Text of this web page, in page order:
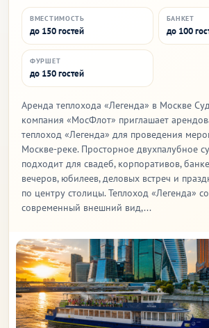
ВМЕСТИМОСТЬ
до 150 гостей
БАНКЕТ
до 100
ФУРШЕТ
до 150 гостей
Аренда теплохода «Легенда» в Москве
компания «МосФлот» приглашает
теплоход «Легенда» для проведения
Москве-реке. Просторное двухпалубное
подходит для свадеб, корпоративов,
вечеров, юбилеев, деловых встреч и
по центру столицы. Теплоход «Легенда»
современный внешний вид,...